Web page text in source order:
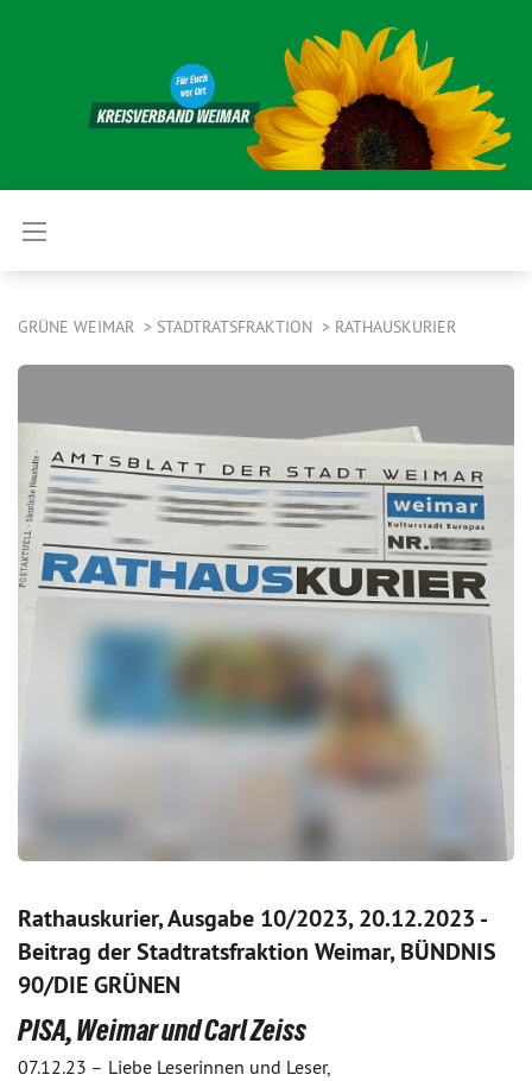
GRÜNE WEIMAR STADTRATSFRAKTION RATHAUSKURIER
Rathauskurier, Ausgabe 10/2023, 20.12.2023 -
Beitrag der Stadtratsfraktion Weimar, BÜNDNIS
90/DIE GRÜNEN
PISA, Weimar und Carl Zeiss
07.12.23 – Liebe Leserinnen und Leser,